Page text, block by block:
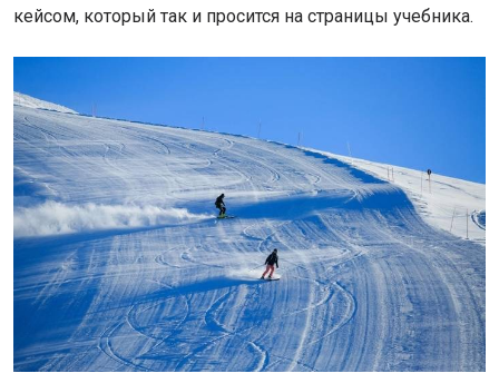
кейсом, который так и просится на страницы учебника.